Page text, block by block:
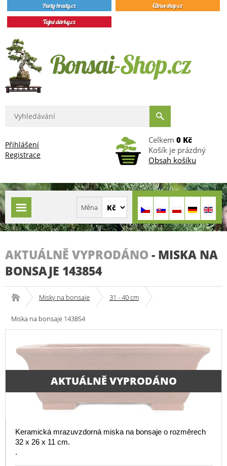
Přihlášení
Registrace
Celkem 0 Kč
Košík je prázdný
Obsah košíku
AKTUÁLNĚ VYPRODÁNO - MISKA NA
BONSAJE 143854
Misky na bonsaje 31 - 40 cm
Miska na bonsaje 143854
AKTUÁLNĚ VYPRODÁNO
Keramická mrazuvzdorná miska na bonsaje o rozměrech
32 x 26 x 11 cm.
.